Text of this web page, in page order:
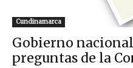
Cundinamarca
Gobierno
preguntas de la